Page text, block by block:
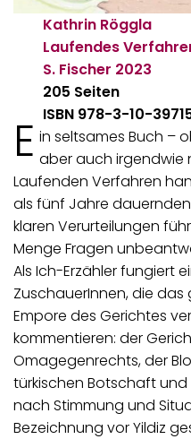
Kathrin Röggla
Laufendes
S. Fischer 2023
205 Seiten
ISBN 978-3-10-
E in seltsames Buch –
aber auch irgendwie
Laufenden Verfahren
als fünf Jahre dauernden
klaren Verurteilungen
Menge Fragen
Als Ich-Erzähler fungiert
ZuschauerInnen, die
Empore des Gerichtes
kommentieren: der
Omagegenrechts, der
türkischen Botschaft
nach Stimmung und
Bezeichnung vor Yildiz